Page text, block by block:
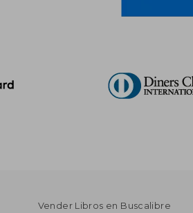
Vender Libros en Buscalibre